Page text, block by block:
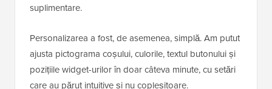
suplimentare.
Personalizarea a fost, de asemenea, simplă. Am putut
ajusta pictograma coșului, culorile, textul butonului și
pozițiile widget-urilor în doar câteva minute, cu setări
care au părut intuitive și nu copleșitoare.